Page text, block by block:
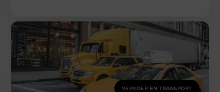
VERVOER EN TRANSPORT